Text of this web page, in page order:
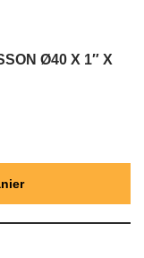
Ø40 X 1″ X